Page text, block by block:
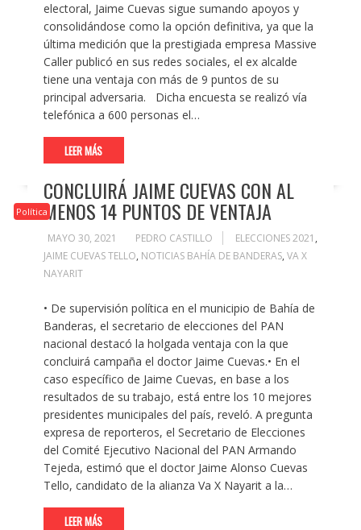
electoral, Jaime Cuevas sigue sumando apoyos y
consolidándose como la opción definitiva, ya que la
última medición que la prestigiada empresa Massive
Caller publicó en sus redes sociales, el ex alcalde
tiene una ventaja con más de 9 puntos de su
principal adversaria. Dicha encuesta se realizó vía
telefónica a 600 personas el…
LEER MÁS
Política
CONCLUIRÁ JAIME CUEVAS CON AL
MENOS 14 PUNTOS DE VENTAJA
MAYO 30, 2021 PEDRO CASTILLO ELECCIONES 2021 ,
JAIME CUEVAS TELLO, NOTICIAS BAHÍA DE BANDERAS, VA X
NAYARIT
• De supervisión política en el municipio de Bahía de
Banderas, el secretario de elecciones del PAN
nacional destacó la holgada ventaja con la que
concluirá campaña el doctor Jaime Cuevas.• En el
caso específico de Jaime Cuevas, en base a los
resultados de su trabajo, está entre los 10 mejores
presidentes municipales del país, reveló. A pregunta
expresa de reporteros, el Secretario de Elecciones
del Comité Ejecutivo Nacional del PAN Armando
Tejeda, estimó que el doctor Jaime Alonso Cuevas
Tello, candidato de la alianza Va X Nayarit a la…
LEER MÁS